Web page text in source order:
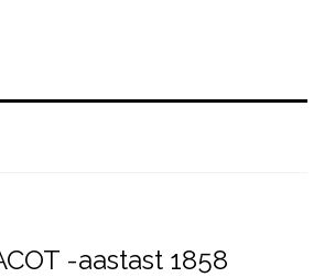
-aastast 1858